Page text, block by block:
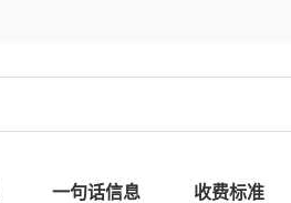
一句话信息 收费标准